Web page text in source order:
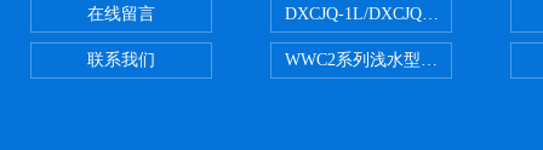
在线留言
联系我们
DXCJQ-1L/DXCJQ-2L单联浮游
WWC2系列浅水型浮游生物网 浅